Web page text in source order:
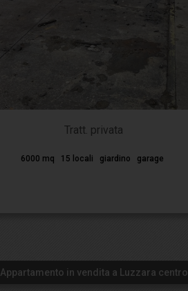
Tratt. privata
6000 mq 15 locali giardino garage
Appartamento in vendita a Luzzara centro